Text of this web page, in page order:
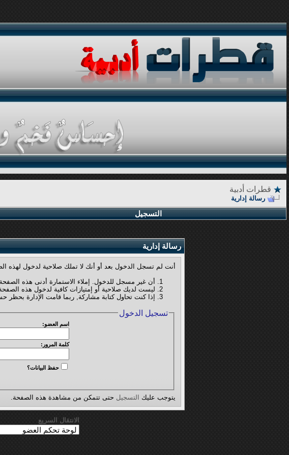
قطرات أدبية
رسالة إدارية
التسجيل
رسالة إدارية
أنت لم تسجل الدخول بعد أو أنك لا تملك صلاحية لدخول لهذه
أن غير مسجل للدخول. إملاء الاستمارة أدنى هذه
ليست لديك صلاحية أو إمتيازات كافية لدخول هذه
إذا كنت تحاول كتابة مشاركة, ربما قامت الإدارة بحظر
تسجيل الدخول
اسم العضو:
كلمة المرور:
حفظ البيانات؟
يتوجب عليك التسجيل حتى تتمكن من مشاهدة هذه الصفحة.
الانتقال السريع